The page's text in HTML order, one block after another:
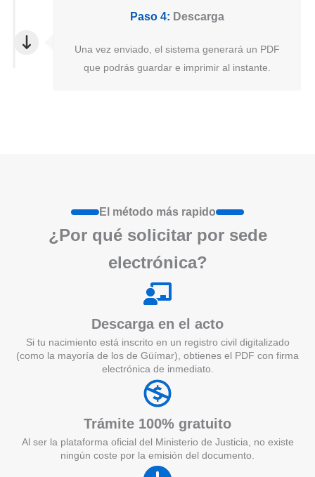
Paso 4: Descarga
Una vez enviado, el sistema generará un PDF
que podrás guardar e imprimir al instante.
El método más rapido
¿Por qué solicitar por sede
electrónica?
Descarga en el acto
Si tu nacimiento está inscrito en un registro civil digitalizado
(como la mayoría de los de Güímar), obtienes el PDF con firma
electrónica de inmediato.
Trámite 100% gratuito
Al ser la plataforma oficial del Ministerio de Justicia, no existe
ningún coste por la emisión del documento.